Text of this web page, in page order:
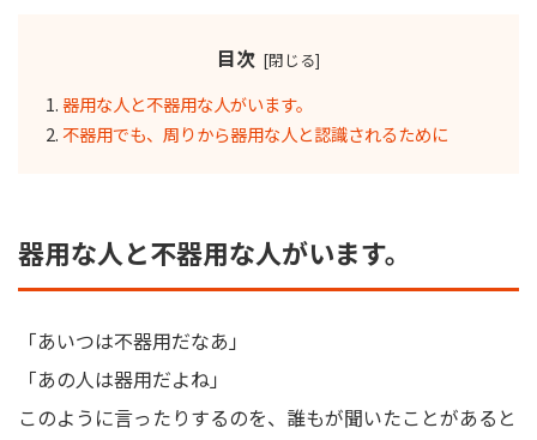
目次
器用な人と不器用な人がいます。
不器用でも、周りから器用な人と認識されるために
器用な人と不器用な人がいます。
「あいつは不器用だなあ」
「あの人は器用だよね」
このように言ったりするのを、誰もが聞いたことがあると